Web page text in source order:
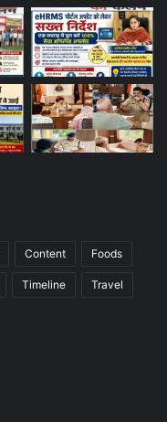
Content Foods
Timeline Travel